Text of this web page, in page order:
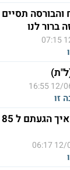
חחח והבורסה תסיים
ברור לנו
12/06/
זו
68 דולר לחבית איך הגעתם ל 85
12/